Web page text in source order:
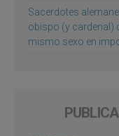
Sacerdotes
obispo (y cardenal)
mismo sexo en